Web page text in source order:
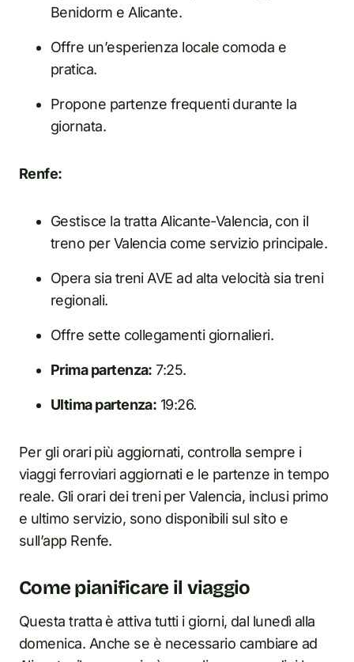
Benidorm e Alicante.
Offre un’esperienza locale comoda e
pratica.
Propone partenze frequenti durante la
giornata.
Renfe:
Gestisce la tratta Alicante-Valencia, con il
treno per Valencia come servizio principale.
Opera sia treni AVE ad alta velocità sia treni
regionali.
Offre sette collegamenti giornalieri.
Prima partenza: 7:25.
Ultima partenza: 19:26.
Per gli orari più aggiornati, controlla sempre i
viaggi ferroviari aggiornati e le partenze in tempo
reale. Gli orari dei treni per Valencia, inclusi primo
e ultimo servizio, sono disponibili sul sito e
sull’app Renfe.
Come pianificare il viaggio
Questa tratta è attiva tutti i giorni, dal lunedì alla
domenica. Anche se è necessario cambiare ad